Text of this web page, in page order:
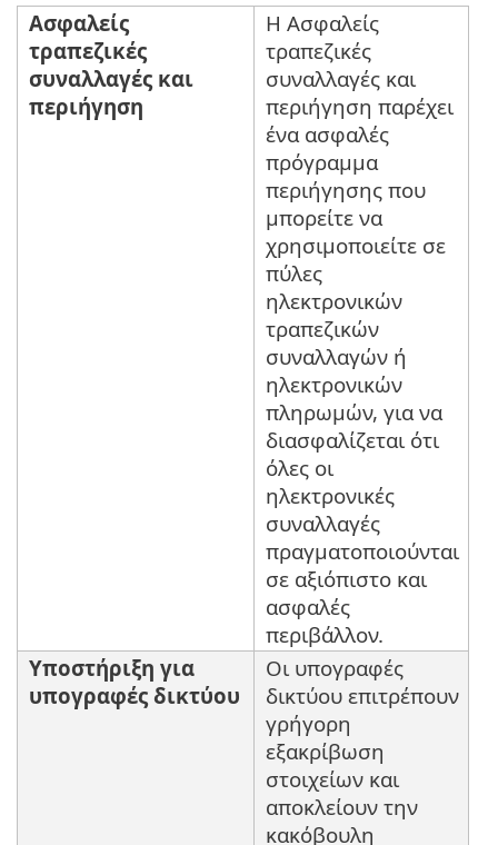
Ασφαλείς
τραπεζικές
συναλλαγές και
περιήγηση
Η Ασφαλείς
τραπεζικές
συναλλαγές και
περιήγηση παρέχει
ένα ασφαλές
πρόγραμμα
περιήγησης που
μπορείτε να
χρησιμοποιείτε σε
πύλες
ηλεκτρονικών
τραπεζικών
συναλλαγών ή
ηλεκτρονικών
πληρωμών, για να
διασφαλίζεται ότι
όλες οι
ηλεκτρονικές
συναλλαγές
πραγματοποιούνται
σε αξιόπιστο και
ασφαλές
περιβάλλον.
Υποστήριξη για
υπογραφές δικτύου
Οι υπογραφές
δικτύου επιτρέπουν
γρήγορη
εξακρίβωση
στοιχείων και
αποκλείουν την
κακόβουλη